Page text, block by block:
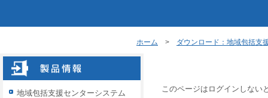
ホーム > ダウンロード：地域包括支
このページはログインしない
地域包括支援センターシステム